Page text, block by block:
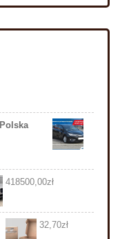
418500,00zł
32,70zł